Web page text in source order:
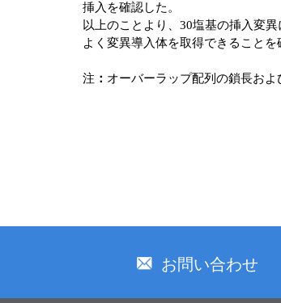
挿入を確認した。
以上のことより、30塩基の挿入変
よく変異導入体を取得できることを
注 ： オーバーラップ配列の鎖長およ
お問い合わせ